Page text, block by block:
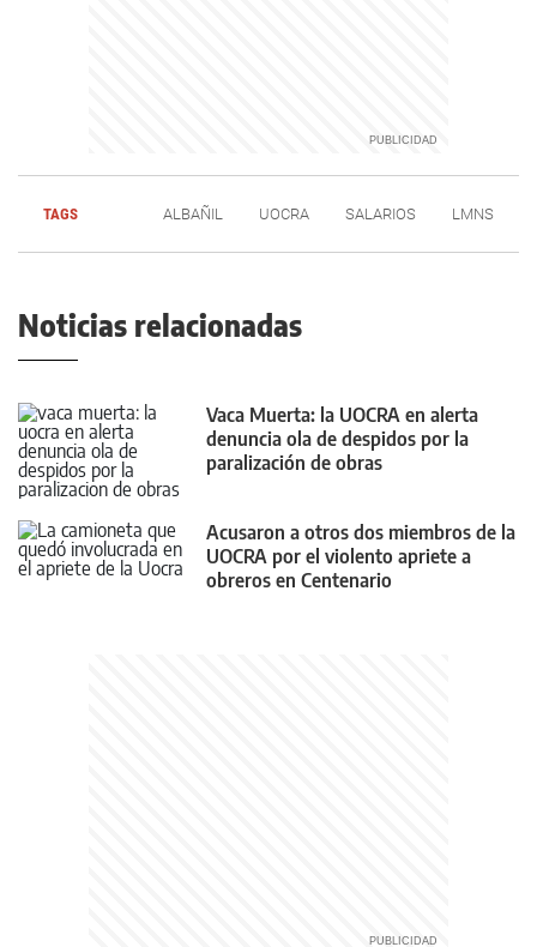
TAGS ALBAÑIL UOCRA SALARIOS LMNS
Noticias relacionadas
Vaca Muerta: la UOCRA en alerta
denuncia ola de despidos por la
paralización de obras
Acusaron a otros dos miembros de la
UOCRA por el violento apriete a
obreros en Centenario